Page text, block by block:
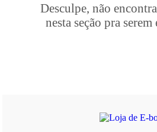
Desculpe, não
nesta seção pra